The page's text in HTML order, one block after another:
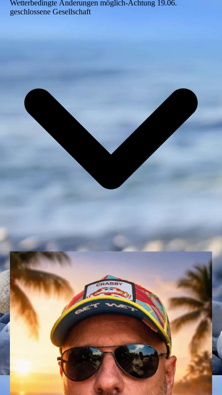
Wetterbedingte Änderungen möglich-Achtung 19.06.
geschlossene Gesellschaft